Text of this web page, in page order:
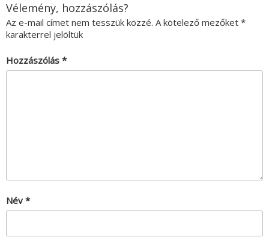
Vélemény, hozzászólás?
Az e-mail címet nem tesszük közzé. A kötelező mezőket *
karakterrel jelöltük
Hozzászólás *
Név *